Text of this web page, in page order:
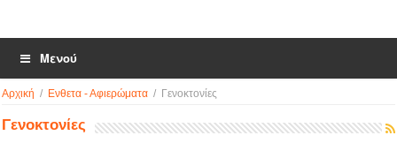
Μενού
Αρχική / Ενθετα - Αφιερώματα / Γενοκτονίες
Γενοκτονίες